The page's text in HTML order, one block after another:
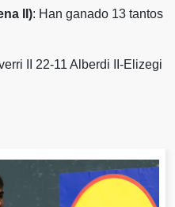
II): Han ganado 13 tantos
II 22-11 Alberdi II-Elizegi